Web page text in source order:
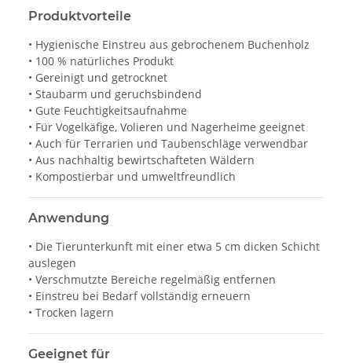
Produktvorteile
• Hygienische Einstreu aus gebrochenem Buchenholz
• 100 % natürliches Produkt
• Gereinigt und getrocknet
• Staubarm und geruchsbindend
• Gute Feuchtigkeitsaufnahme
• Für Vogelkäfige, Volieren und Nagerheime geeignet
• Auch für Terrarien und Taubenschläge verwendbar
• Aus nachhaltig bewirtschafteten Wäldern
• Kompostierbar und umweltfreundlich
Anwendung
• Die Tierunterkunft mit einer etwa 5 cm dicken Schicht
auslegen
• Verschmutzte Bereiche regelmäßig entfernen
• Einstreu bei Bedarf vollständig erneuern
• Trocken lagern
Geeignet für